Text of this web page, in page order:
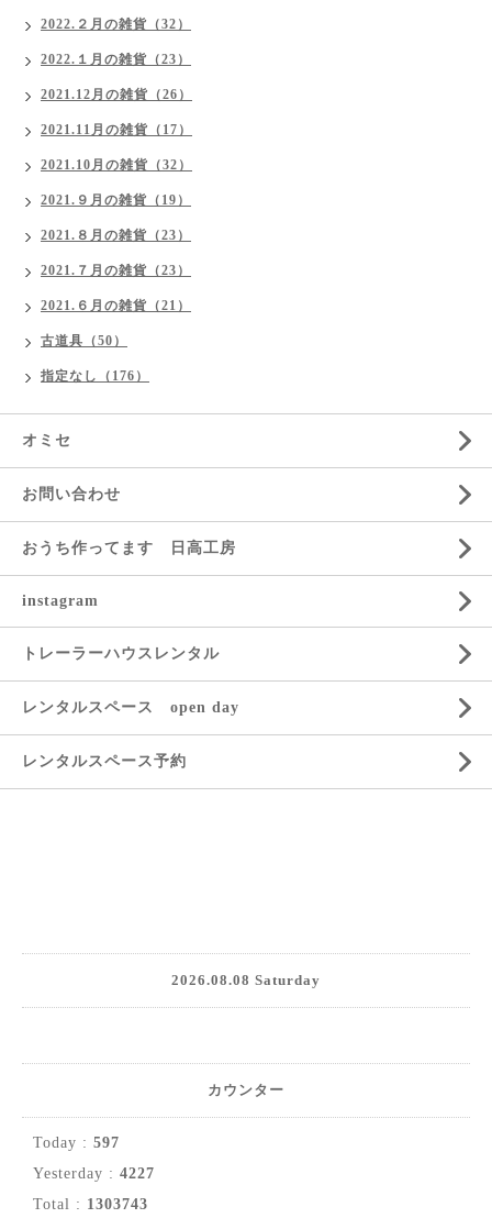
2022.２月の雑貨（32）
2022.１月の雑貨（23）
2021.12月の雑貨（26）
2021.11月の雑貨（17）
2021.10月の雑貨（32）
2021.９月の雑貨（19）
2021.８月の雑貨（23）
2021.７月の雑貨（23）
2021.６月の雑貨（21）
古道具（50）
指定なし（176）
オミセ
お問い合わせ
おうち作ってます 日高工房
instagram
トレーラーハウスレンタル
レンタルスペース open day
レンタルスペース予約
2026.08.08 Saturday
カウンター
Today : 597
Yesterday : 4227
Total : 1303743